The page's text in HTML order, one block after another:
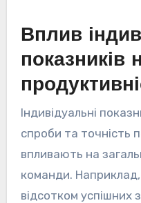
Вплив
показників
Індивідуальні
спроби та точність
впливають на
команди.
відсотком успішних